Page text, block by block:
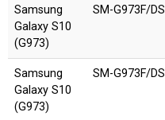
Samsung
Galaxy S10
(G973)
SM-G973F/DS
Samsung
Galaxy S10
(G973)
SM-G973F/DS